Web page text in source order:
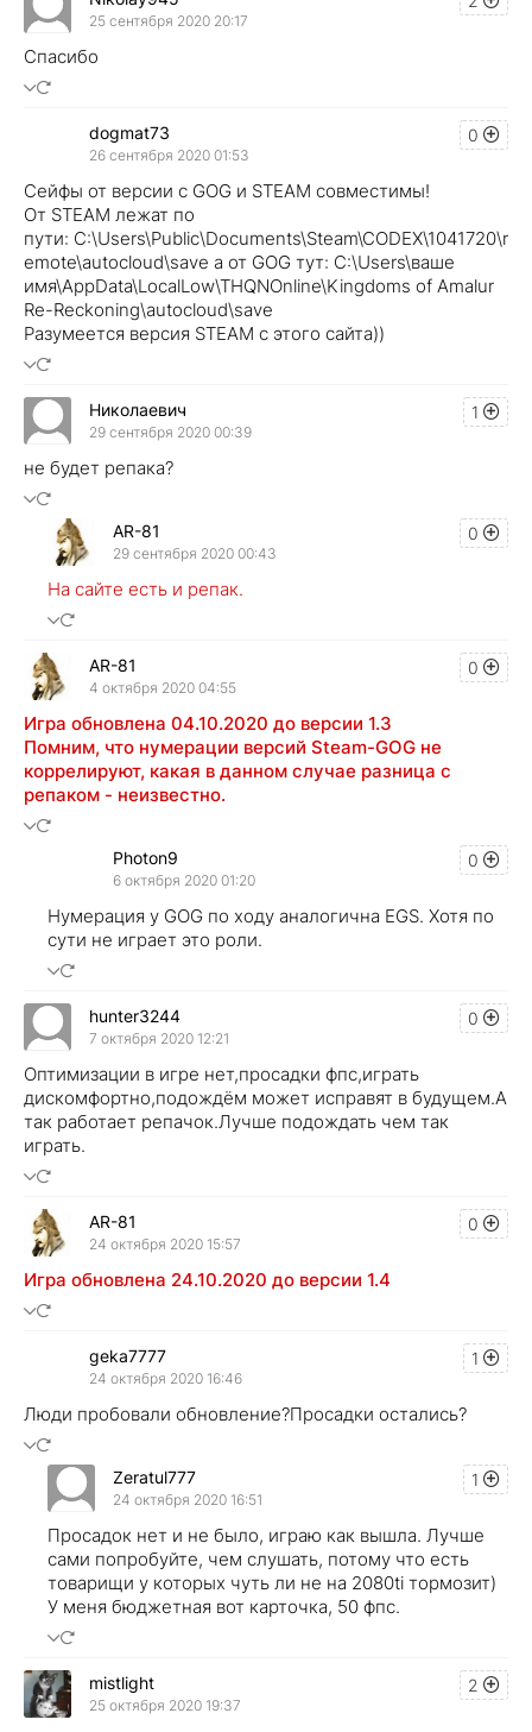
25 сентября 2020 20:17
Спасибо
0
dogmat73
26 сентября 2020 01:53
Сейфы от версии с GOG и STEAM совместимы!
От STEAM лежат по
пути: C:\Users\Public\Documents\Steam\CODEX\1041720\r
emote\autocloud\save а от GOG тут: C:\Users\ваше
имя\AppData\LocalLow\THQNOnline\Kingdoms of Amalur
Re-Reckoning\autocloud\save
Разумеется версия STEAM с этого сайта))
1
Николаевич
29 сентября 2020 00:39
не будет репака?
0
AR-81
29 сентября 2020 00:43
На сайте есть и репак.
0
AR-81
4 октября 2020 04:55
Игра обновлена 04.10.2020 до версии 1.3
Помним, что нумерации версий Steam-GOG не
коррелируют, какая в данном случае разница с
репаком - неизвестно.
0
Photon9
6 октября 2020 01:20
Нумерация у GOG по ходу аналогична EGS. Хотя по
сути не играет это роли.
0
hunter3244
7 октября 2020 12:21
Оптимизации в игре нет,просадки фпс,играть
дискомфортно,подождём может исправят в будущем.А
так работает репачок.Лучше подождать чем так
играть.
0
AR-81
24 октября 2020 15:57
Игра обновлена 24.10.2020 до версии 1.4
1
geka7777
24 октября 2020 16:46
Люди пробовали обновление?Просадки остались?
1
Zeratul777
24 октября 2020 16:51
Просадок нет и не было, играю как вышла. Лучше
сами попробуйте, чем слушать, потому что есть
товарищи у которых чуть ли не на 2080ti тормозит)
У меня бюджетная вот карточка, 50 фпс.
2
mistlight
25 октября 2020 19:37